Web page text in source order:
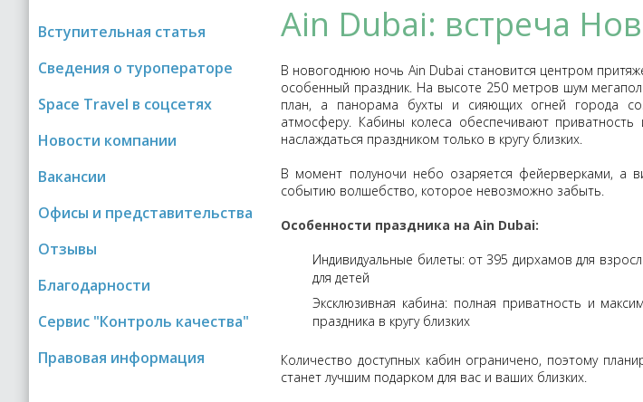
Вступительная статья
Сведения о туроператоре
Space Travel в соцсетях
Новости компании
Вакансии
Офисы и представительства
Отзывы
Благодарности
Сервис "Контроль качества"
Правовая информация
Ain Dubai: встреча
В новогоднюю ночь Ain Dubai становится центром
особенный праздник. На высоте 250 метров шум
план, а панорама бухты и сияющих огней города
атмосферу. Кабины колеса обеспечивают
наслаждаться праздником только в кругу близких.
В момент полуночи небо озаряется фейерверками, а
событию волшебство, которое невозможно забыть.
Особенности праздника на Ain Dubai:
Индивидуальные билеты: от 395 дирхамов для
для детей
Эксклюзивная кабина: полная приватность и
праздника в кругу близких
Количество доступных кабин ограничено, поэтому
станет лучшим подарком для вас и ваших близких.